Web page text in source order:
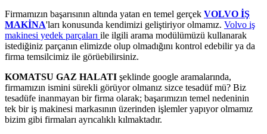
Firmamızın başarısının altında yatan en temel gerçek VOLVO İŞ
MAKİNA'ları konusunda kendimizi geliştiriyor olmamız. Volvo iş
makinesi yedek parçaları ile ilgili arama modülümüzü kullanarak
istediğiniz parçanın elimizde olup olmadığını kontrol edebilir ya da
firma temsilcimiz ile görüebilirsiniz.
KOMATSU GAZ HALATI şeklinde google aramalarında,
firmamızın ismini sürekli görüyor olmanız sizce tesadüf mü? Biz
tesadüfe inanmayan bir firma olarak; başarımızın temel nedeninin
tek bir iş makinesi markasının üzerinden işlemler yapıyor olmamız
bizim gibi firmaları ayrıcalıklı kılmaktadır.